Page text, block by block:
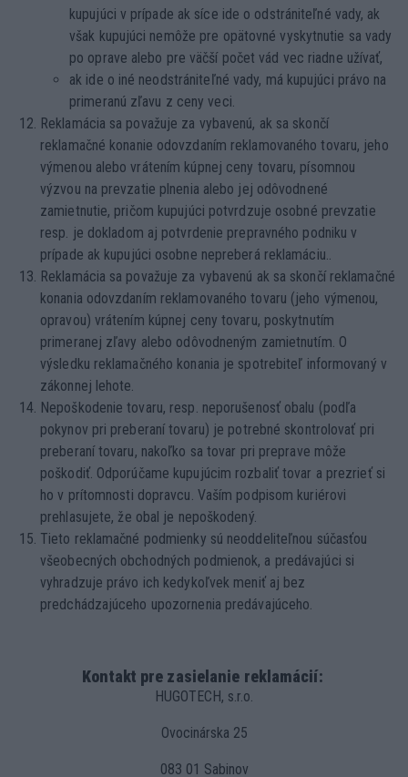
kupujúci v prípade ak síce ide o odstrániteľné vady, ak
však kupujúci nemôže pre opätovné vyskytnutie sa vady
po oprave alebo pre väčší počet vád vec riadne užívať,
ak ide o iné neodstrániteľné vady, má kupujúci právo na
primeranú zľavu z ceny veci.
Reklamácia sa považuje za vybavenú, ak sa skončí
reklamačné konanie odovzdaním reklamovaného tovaru, jeho
výmenou alebo vrátením kúpnej ceny tovaru, písomnou
výzvou na prevzatie plnenia alebo jej odôvodnené
zamietnutie, pričom kupujúci potvrdzuje osobné prevzatie
resp. je dokladom aj potvrdenie prepravného podniku v
prípade ak kupujúci osobne nepreberá reklamáciu..
Reklamácia sa považuje za vybavenú ak sa skončí reklamačné
konania odovzdaním reklamovaného tovaru (jeho výmenou,
opravou) vrátením kúpnej ceny tovaru, poskytnutím
primeranej zľavy alebo odôvodneným zamietnutím. O
výsledku reklamačného konania je spotrebiteľ informovaný v
zákonnej lehote.
Nepoškodenie tovaru, resp. neporušenosť obalu (podľa
pokynov pri preberaní tovaru) je potrebné skontrolovať pri
preberaní tovaru, nakoľko sa tovar pri preprave môže
poškodiť. Odporúčame kupujúcim rozbaliť tovar a prezrieť si
ho v prítomnosti dopravcu. Vaším podpisom kuriérovi
prehlasujete, že obal je nepoškodený.
Tieto reklamačné podmienky sú neoddeliteľnou súčasťou
všeobecných obchodných podmienok, a predávajúci si
vyhradzuje právo ich kedykoľvek meniť aj bez
predchádzajúceho upozornenia predávajúceho.
Kontakt pre zasielanie reklamácií:
HUGOTECH, s.r.o.
Ovocinárska 25
083 01 Sabinov